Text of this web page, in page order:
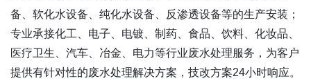
备、软化水设备、纯化水设备、反渗透设备等的生产安装；
专业承接化工、电子、电镀、制药、食品、饮料、化妆品、
医疗卫生、汽车、冶金、电力等行业废水处理服务，为客户
提供有针对性的废水处理解决方案，技改方案24小时响应。